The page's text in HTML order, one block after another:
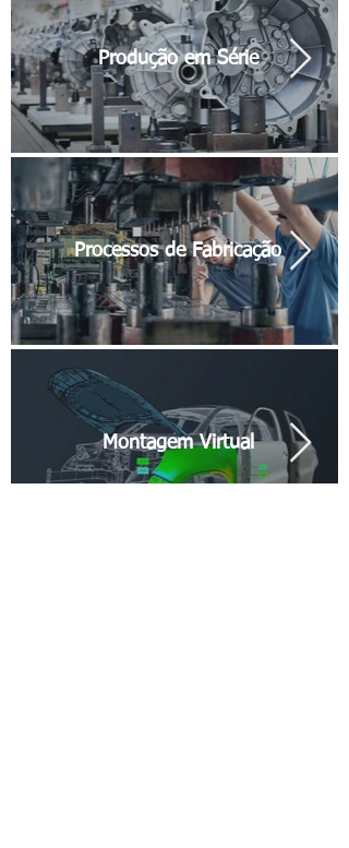
Produção em Série
Processos de Fabricação
Montagem Virtual